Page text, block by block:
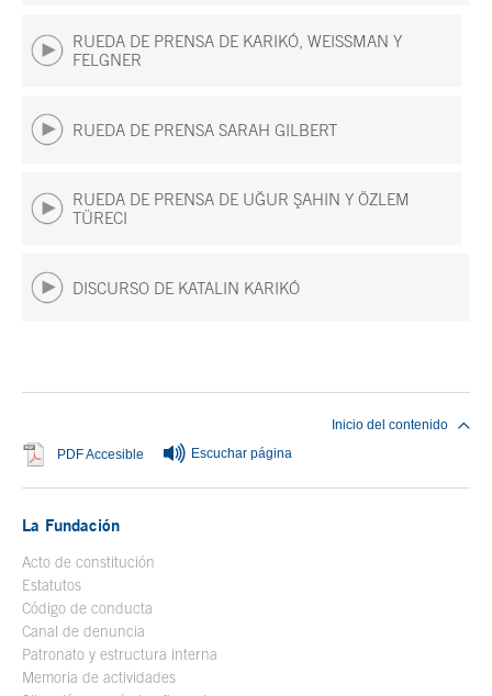
RUEDA DE PRENSA DE KARIKÓ, WEISSMAN Y
FELGNER
RUEDA DE PRENSA SARAH GILBERT
RUEDA DE PRENSA DE UĞUR ŞAHIN Y ÖZLEM
TÜRECI
DISCURSO DE KATALIN KARIKÓ
PDF Accesible Se abre en ventana nueva
Escuchar página
Inicio del contenido
La Fundación
Acto de constitución
Estatutos
Código de conducta
Canal de denuncia
Patronato y estructura interna
Memoria de actividades